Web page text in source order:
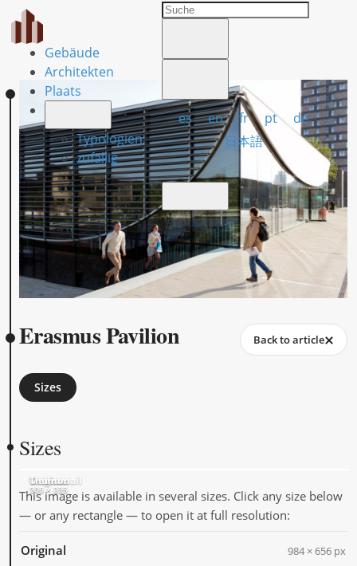
Gebäude
Architekten
Plaats
Typologien
zufällig
es en fr pt
de
日本語
Erasmus Pavilion Back to article
Sizes
Sizes
Original
984 × 656
Medium
500 × 333
Thumbnail
205 × 205
This image is available in several sizes. Click any size below
— or any rectangle — to open it at full resolution:
Original 984 × 656 px